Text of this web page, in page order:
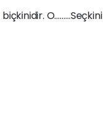
O………Seçkini